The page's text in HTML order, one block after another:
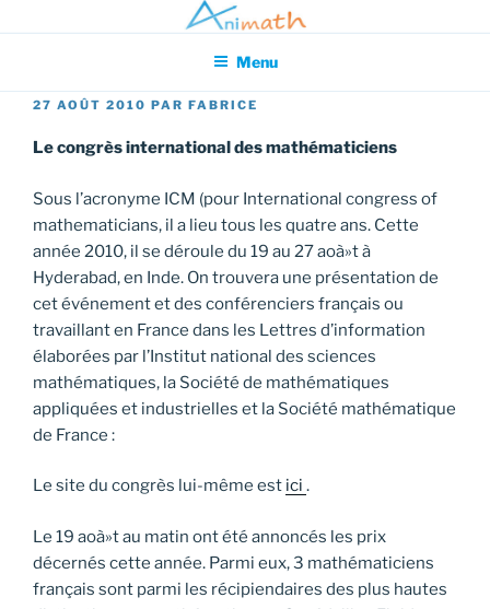
au
principal
Association pour l'Animation en Mathématiques
Menu
PUBLIÉ
27 AOÛT 2010 PAR FABRICE
Le congrès international des mathématiciens
Sous l’acronyme ICM (pour International congress of
mathematicians, il a lieu tous les quatre ans. Cette
année 2010, il se déroule du 19 au 27 aoà»t à
Hyderabad, en Inde. On trouvera une présentation de
cet événement et des conférenciers français ou
travaillant en France dans les Lettres d’information
élaborées par l’Institut national des sciences
mathématiques, la Société de mathématiques
appliquées et industrielles et la Société mathématique
de France :
Le site du congrès lui-même est ici .
Le 19 aoà»t au matin ont été annoncés les prix
décernés cette année. Parmi eux, 3 mathématiciens
français sont parmi les récipiendaires des plus hautes